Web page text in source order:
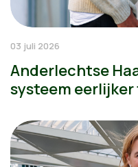
03 juli 2026
Anderlechtse
systeem eerlijker